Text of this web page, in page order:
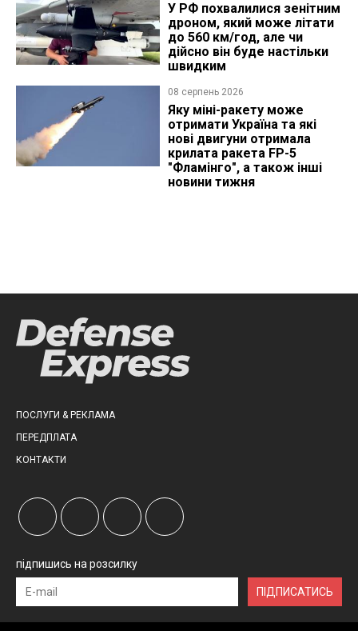
У РФ похвалилися зенітним
дроном, який може літати
до 560 км/год, але чи
дійсно він буде настільки
швидким
08 серпень 2026
Яку міні-ракету може
отримати Україна та які
нові двигуни отримала
крилата ракета FP-5
"Фламінго", а також інші
новини тижня
ПОСЛУГИ & РЕКЛАМА
ПЕРЕДПЛАТА
КОНТАКТИ
підпишись на розсилку
ПІДПИСАТИСЬ